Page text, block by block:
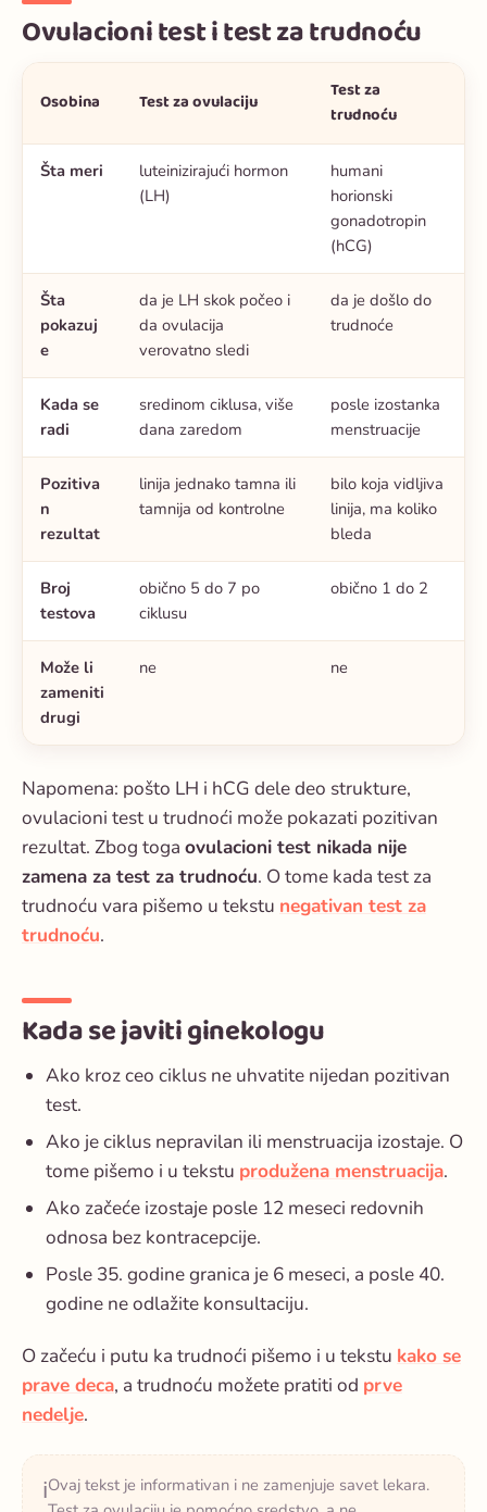
Ovulacioni test i test za trudnoću
Osobina Test za ovulaciju
Test za
trudnoću
Šta meri
luteinizirajući hormon
(LH)
humani
horionski
gonadotropin
(hCG)
Šta
pokazuj
e
da je LH skok počeo i
da ovulacija
verovatno sledi
da je došlo do
trudnoće
Kada se
radi
sredinom ciklusa, više
dana zaredom
posle izostanka
menstruacije
Pozitiva
n
rezultat
linija jednako tamna ili
tamnija od kontrolne
bilo koja vidljiva
linija, ma koliko
bleda
Broj
testova
obično 5 do 7 po
ciklusu
obično 1 do 2
Može li
zameniti
drugi
ne ne
Napomena: pošto LH i hCG dele deo strukture,
ovulacioni test u trudnoći može pokazati pozitivan
rezultat. Zbog toga ovulacioni test nikada nije
zamena za test za trudnoću. O tome kada test za
trudnoću vara pišemo u tekstu negativan test za
trudnoću.
Kada se javiti ginekologu
Ako kroz ceo ciklus ne uhvatite nijedan pozitivan
test.
Ako je ciklus nepravilan ili menstruacija izostaje. O
tome pišemo i u tekstu produžena menstruacija.
Ako začeće izostaje posle 12 meseci redovnih
odnosa bez kontracepcije.
Posle 35. godine granica je 6 meseci, a posle 40.
godine ne odlažite konsultaciju.
O začeću i putu ka trudnoći pišemo i u tekstu kako se
prave deca, a trudnoću možete pratiti od prve
nedelje.
ℹ️Ovaj tekst je informativan i ne zamenjuje savet lekara.